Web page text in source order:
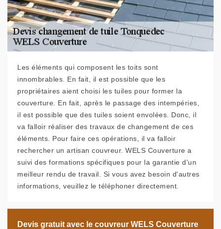
Les éléments qui composent les toits sont
innombrables. En fait, il est possible que les
propriétaires aient choisi les tuiles pour former la
couverture. En fait, après le passage des intempéries,
il est possible que des tuiles soient envolées. Donc, il
va falloir réaliser des travaux de changement de ces
éléments. Pour faire ces opérations, il va falloir
rechercher un artisan couvreur. WELS Couverture a
suivi des formations spécifiques pour la garantie d'un
meilleur rendu de travail. Si vous avez besoin d'autres
informations, veuillez le téléphoner directement.
Devis gratuit avec le couvreur WELS Couverture